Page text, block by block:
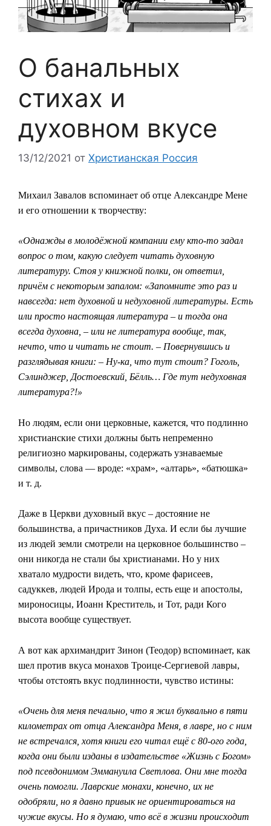
О банальных
стихах и
духовном вкусе
13/12/2021 от Христианская Россия
Михаил Завалов вспоминает об отце Александре Мене
и его отношении к творчеству:
«Однажды в молодёжной компании ему кто-то задал
вопрос о том, какую следует читать духовную
литературу. Стоя у книжной полки, он ответил,
причём с некоторым запалом: «Запомните это раз и
навсегда: нет духовной и недуховной литературы. Есть
или просто настоящая литература – и тогда она
всегда духовна, – или не литература вообще, так,
нечто, что и читать не стоит. – Повернувшись и
разглядывая книги: – Ну-ка, что тут стоит? Гоголь,
Сэлинджер, Достоевский, Бёлль… Где тут недуховная
литература?!»
Но людям, если они церковные, кажется, что подлинно
христианские стихи должны быть непременно
религиозно маркированы, содержать узнаваемые
символы, слова — вроде: «храм», «алтарь», «батюшка»
и т. д.
Даже в Церкви духовный вкус – достояние не
большинства, а причастников Духа. И если бы лучшие
из людей земли смотрели на церковное большинство –
они никогда не стали бы христианами. Но у них
хватало мудрости видеть, что, кроме фарисеев,
садуккев, людей Ирода и толпы, есть еще и апостолы,
мироносицы, Иоанн Креститель, и Тот, ради Кого
высота вообще существует.
А вот как архимандрит Зинон (Теодор) вспоминает, как
шел против вкуса монахов Троице-Сергиевой лавры,
чтобы отстоять вкус подлинности, чувство истины:
«Очень для меня печально, что я жил буквально в пяти
километрах от отца Александра Меня, в лавре, но с ним
не встречался, хотя книги его читал ещё с 80-ого года,
когда они были изданы в издательстве «Жизнь с Богом»
под псевдонимом Эммануила Светлова. Они мне тогда
очень помогли. Лаврские монахи, конечно, их не
одобряли, но я давно привык не ориентироваться на
чужие вкусы. Но я думаю, что всё в жизни происходит